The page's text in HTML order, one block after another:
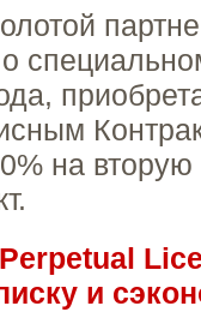
на
и